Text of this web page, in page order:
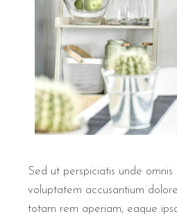
Sed ut perspiciatis unde omnis
voluptatem accusantium
totam rem aperiam, eaque